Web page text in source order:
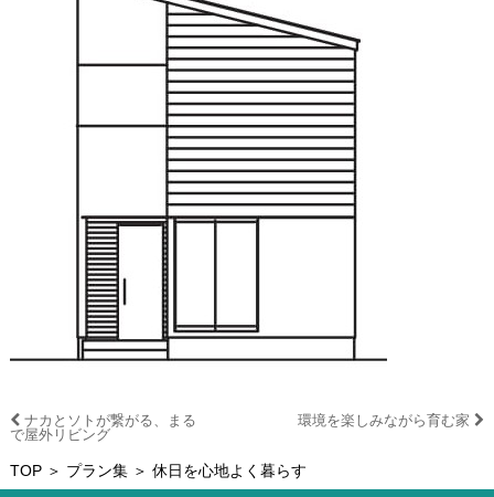
ナカとソトが繋がる、まる
で屋外リビング
環境を楽しみながら育む家
TOP＞ プラン集＞ 休日を心地よく暮らす